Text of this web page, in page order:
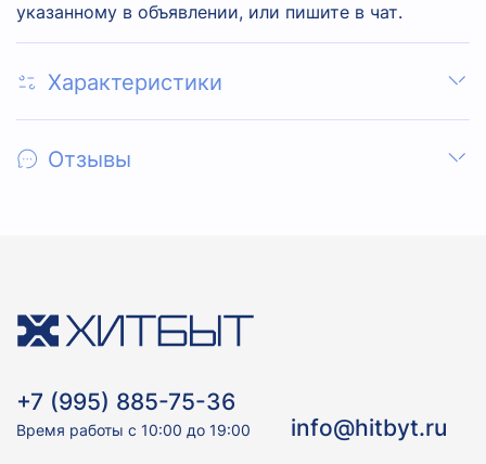
указанному в объявлении, или пишите в чат.
Характеристики
Отзывы
+7 (995) 885-75-36
Время работы с 10:00 до 19:00 info@hitbyt.ru